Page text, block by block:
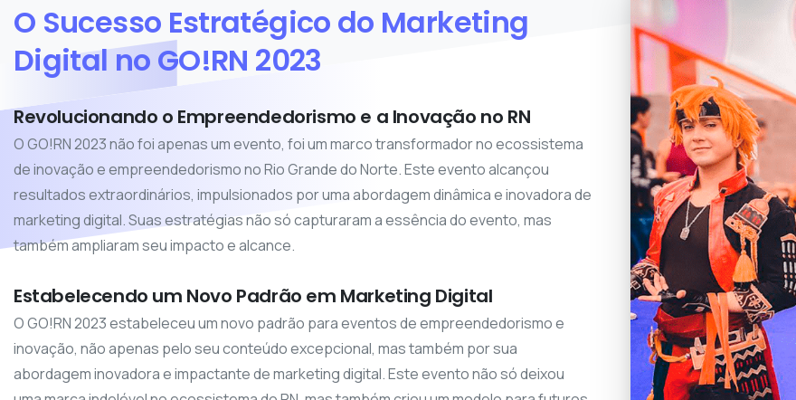
O Sucesso Estratégico do Marketing
Digitalno GO!RN 2023
Revolucionando o Empreendedorismo e a Inovação no RN
O GO!RN 2023 não foi apenas um evento, foi um marco transformador no ecossistema
de inovação e empreendedorismo no Rio Grande do Norte. Este evento alcançou
resultados extraordinários, impulsionados por uma abordagem dinâmica e inovadora de
marketing digital. Suas estratégias não só capturaram a essência do evento, mas
também ampliaram seu impacto e alcance.
Estabelecendo um Novo Padrão em Marketing Digital
O GO!RN 2023 estabeleceu um novo padrão para eventos de empreendedorismo e
inovação, não apenas pelo seu conteúdo excepcional, mas também por sua
abordagem inovadora e impactante de marketing digital. Este evento não só deixou